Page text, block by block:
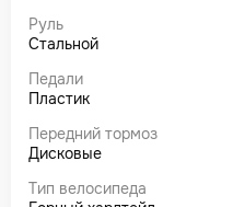
Руль
Стальной
Педали
Пластик
Передний тормоз
Дисковые
Тип велосипеда